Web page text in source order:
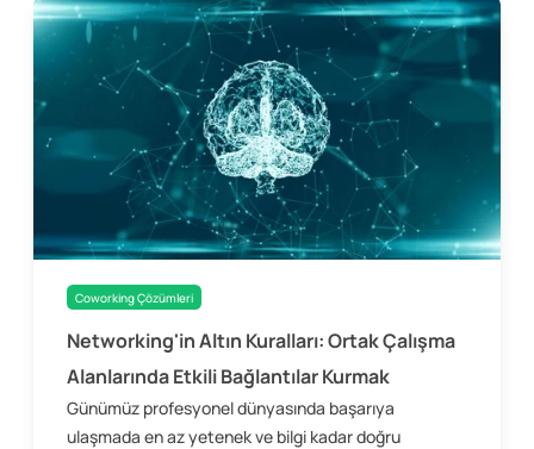
Coworking Çözümleri
Networking'in Altın Kuralları: Ortak Çalışma
Alanlarında Etkili Bağlantılar Kurmak
Günümüz profesyonel dünyasında başarıya
ulaşmada en az yetenek ve bilgi kadar doğru